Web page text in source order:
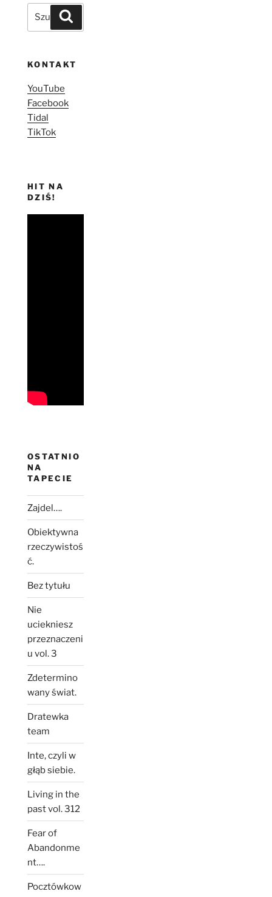
Szukaj:
KONTAKT
YouTube
Facebook
Tidal
TikTok
HIT NA
DZIŚ!
OSTATNIO
NA
TAPECIE
Zajdel….
Obiektywna
rzeczywistoś
ć.
Bez tytułu
Nie
uciekniesz
przeznaczeni
u vol. 3
Zdetermino
wany świat.
Dratewka
team
Inte, czyli w
głąb siebie.
Living in the
past vol. 312
Fear of
Abandonme
nt….
Pocztówkow